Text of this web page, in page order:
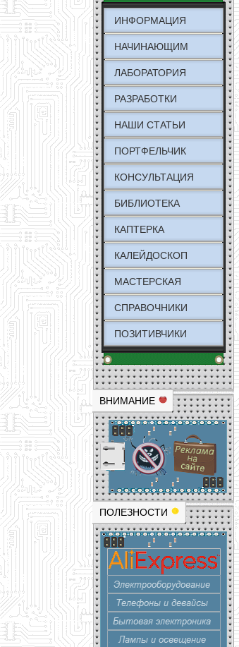
ИНФОРМАЦИЯ
НАЧИНАЮЩИМ
ЛАБОРАТОРИЯ
РАЗРАБОТКИ
НАШИ СТАТЬИ
ПОРТФЕЛЬЧИК
КОНСУЛЬТАЦИЯ
БИБЛИОТЕКА
КАПТЕРКА
КАЛЕЙДОСКОП
МАСТЕРСКАЯ
СПРАВОЧНИКИ
ПОЗИТИВЧИКИ
ВНИМАНИЕ
ПОЛЕЗНОСТИ